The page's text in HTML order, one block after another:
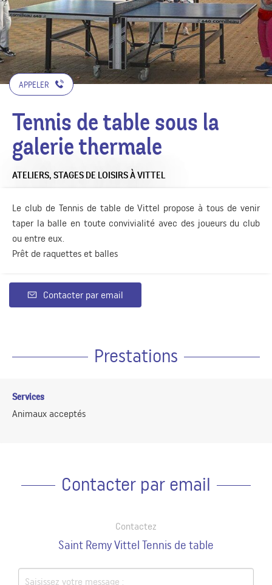
APPELER
Tennis de table sous la
galerie thermale
ATELIERS, STAGES DE LOISIRSÀ VITTEL
Le club de Tennis de table de Vittel propose à tous de venir
taper la balle en toute convivialité avec des joueurs du club
ou entre eux.
Prêt de raquettes et balles
Contacter par email
Prestations
Services
Animaux acceptés
Contacter par email
Contactez
Saint Remy Vittel Tennis de table